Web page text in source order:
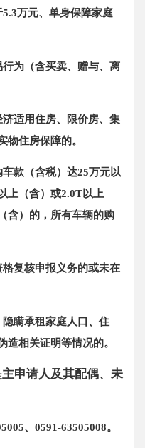
万元、单身保障家庭
为（含买卖、赠与、离
适用住房、限价房、集
物住房保障的。
款（含税）达25万元以
上（含）或2.0T以上
含）的，所有车辆的购
复核申报义务的或未在
瞒承租家庭人口、住
造相关证明等情况的。
申请人及其配偶、未
、0591-63505008。